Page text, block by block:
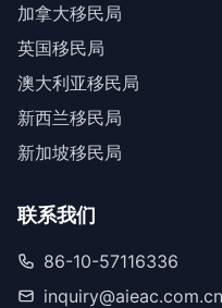
加拿大移民局
英国移民局
澳大利亚移民局
新西兰移民局
新加坡移民局
联系我们
86-10-57116336
inquiry@aieac.com.cn